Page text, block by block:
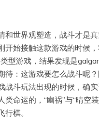
和世界观塑造，战斗才是
开始接触这款游戏的时候
型游戏，结果发现是
待：这游戏要怎么战斗呢
战斗玩法出现的时候，确
类命运的，“幽祸”与“晴空
行棋。